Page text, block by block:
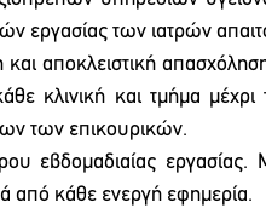
εργασίας των ιατρών
αποκλειστική
κλινική και τμήμα μέχρι
των επικουρικών.
εβδομαδιαίας εργασίας.
από κάθε ενεργή εφημερία.